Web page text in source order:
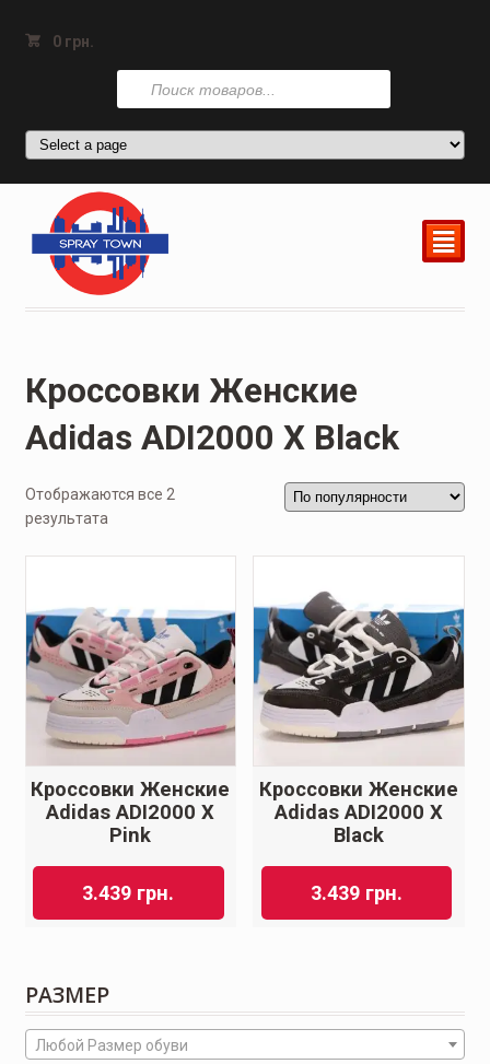
0 грн.
Поиск
товаров
²
Кроссовки Женские
Adidas ADI2000 X Black
Отображаются все 2
результата
Кроссовки Женские
Adidas ADI2000 X
Pink
3.439 грн.
Кроссовки Женские
Adidas ADI2000 X
Black
3.439 грн.
РАЗМЕР
Любой Размер обуви